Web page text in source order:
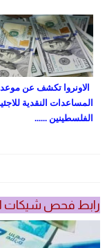
الاونروا تكشف عن
المساعدات النقدية
الفلسطينين ......
رابط فحص شيكات